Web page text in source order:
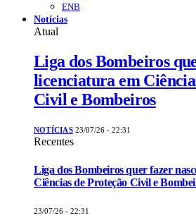
ENB
Notícias
Atual
Liga dos Bombeiros
licenciatura em
Civil e Bombeiros
NOTÍCIAS 23/07/26 - 22:31
Recentes
Liga dos Bombeiros quer fazer
Ciências de Proteção Civil e
23/07/26 - 22:31